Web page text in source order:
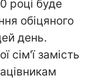
році буде
обіцяного
день.
сім'ї замість